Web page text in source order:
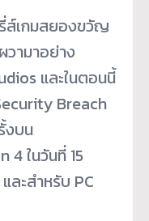
ส์เกมสยองขวัญ
วามาอย่าง
และในตอนนี้
Breach
งบน
ในวันที่ 15
ละสำหรับ PC